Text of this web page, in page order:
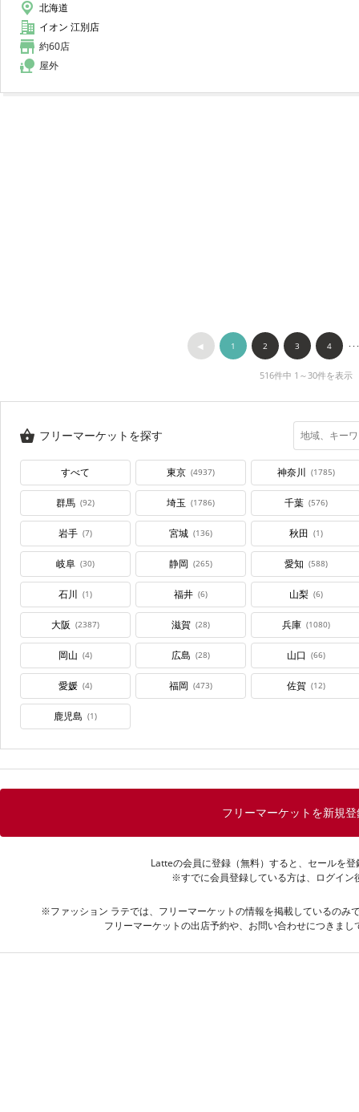
北海道
イオン 江別店
約60店
屋外
◀︎ 1 2 3 4 ･･･
516件中 1～30件を表示
フリーマーケットを探す
すべて 東京 (4937) 神奈川 (1785)
群馬 (92) 埼玉 (1786) 千葉 (576)
岩手 (7) 宮城 (136) 秋田 (1)
岐阜 (30) 静岡 (265) 愛知 (588)
石川 (1) 福井 (6) 山梨 (6)
大阪 (2387) 滋賀 (28) 兵庫 (1080)
岡山 (4) 広島 (28) 山口 (66)
愛媛 (4) 福岡 (473) 佐賀 (12)
鹿児島 (1)
フリーマーケットを新規
Latteの会員に登録（無料）すると、セールを
※すでに会員登録している方は、ログイン
※ファッション ラテでは、フリーマーケットの情報を掲載しているのみ
フリーマーケットの出店予約や、お問い合わせにつきま